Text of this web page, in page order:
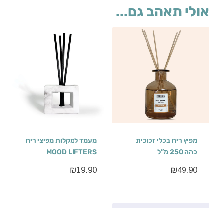
אולי תאהב גם...
מפיץ ריח בכלי זכוכית
כהה 250 מ”ל
₪49.90
מעמד למקלות מפיצי ריח
MOOD LIFTERS
₪19.90